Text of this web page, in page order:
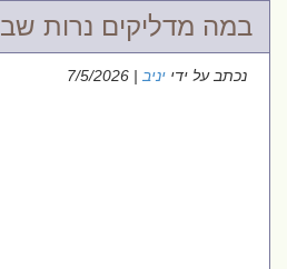
במה מדליקים נרות שבת
נכתב על ידייניב| 7/5/2026